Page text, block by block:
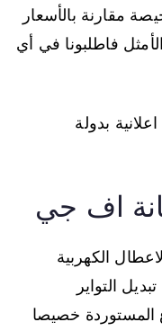
مقارنة بالأسعار
فاطلبونا في أي
بدولة
اف جي
الكهربية
التواير
المستوردة خصيصا